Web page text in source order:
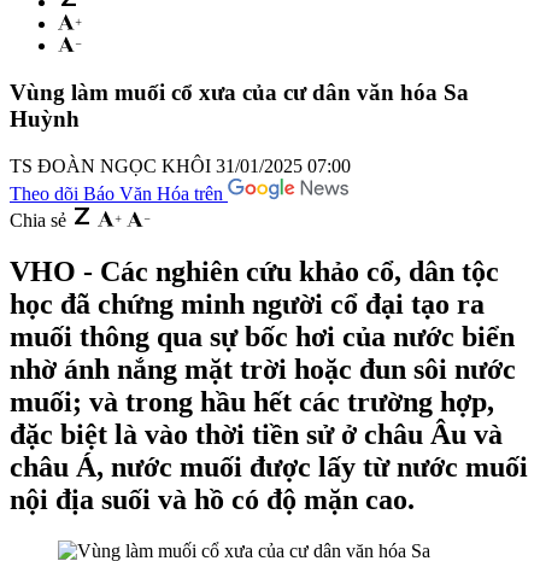
Vùng làm muối cổ xưa của cư dân văn hóa Sa
Huỳnh
TS ĐOÀN NGỌC KHÔI 31/01/2025 07:00
Theo dõi Báo Văn Hóa trên
Chia sẻ
VHO - Các nghiên cứu khảo cổ, dân tộc
học đã chứng minh người cổ đại tạo ra
muối thông qua sự bốc hơi của nước biển
nhờ ánh nắng mặt trời hoặc đun sôi nước
muối; và trong hầu hết các trường hợp,
đặc biệt là vào thời tiền sử ở châu Âu và
châu Á, nước muối được lấy từ nước muối
nội địa suối và hồ có độ mặn cao.